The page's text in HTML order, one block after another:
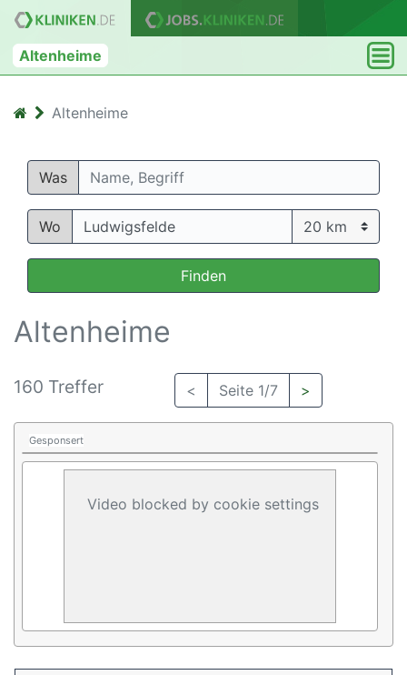
Altenheime
Altenheime
Was
Wo
Finden
Altenheime
160 Treffer < Seite 1/7 >
Gesponsert
Video blocked by cookie settings